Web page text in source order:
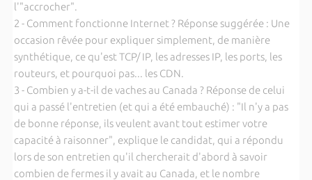
l'"accrocher".
2 - Comment fonctionne Internet ? Réponse suggérée : Une
occasion rêvée pour expliquer simplement, de manière
synthétique, ce qu'est TCP/ IP, les adresses IP, les ports, les
routeurs, et pourquoi pas... les CDN.
3 - Combien y a-t-il de vaches au Canada ? Réponse de celui
qui a passé l'entretien (et qui a été embauché) : "Il n'y a pas
de bonne réponse, ils veulent avant tout estimer votre
capacité à raisonner", explique le candidat, qui a répondu
lors de son entretien qu'il chercherait d'abord à savoir
combien de fermes il y avait au Canada, et le nombre